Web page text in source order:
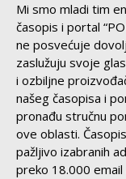
Mi smo mladi tim
časopis i portal
ne posvećuje
zaslužuju svoje
i ozbiljne
našeg časopisa i
pronađu stručnu
ove oblasti.
pažljivo izabranih
preko 18.000 email